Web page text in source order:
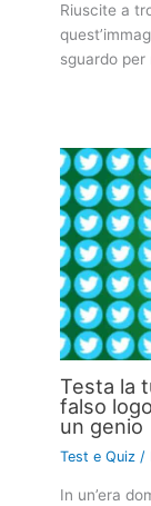
Riuscite a
sguardo
Testa la
falso
un genio
Test e Quiz /
In un’era